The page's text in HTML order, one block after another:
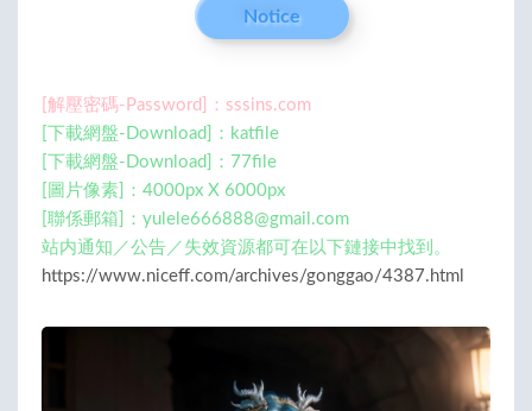
Notice
[解壓密碼-Password]：sssins.com
[下載網盤-Download]：katfile
[下載網盤-Download]：77file
[圖片像素]：4000px X 6000px
[聯係郵箱]： yulele666888@gmail.com
站内通知／公告／失效資源都可在以下鏈接中找到。
https://www.niceff.com/archives/gonggao/4387.html